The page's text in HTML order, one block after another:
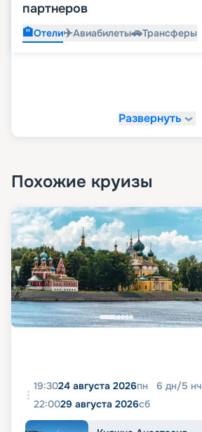
партнеров
🏨Отели✈️Авиабилеты🚗Трансферы
Развернуть
Похожие круизы
19:3024 августа 2026пн 6 дн/5 нч
22:0029 августа 2026сб